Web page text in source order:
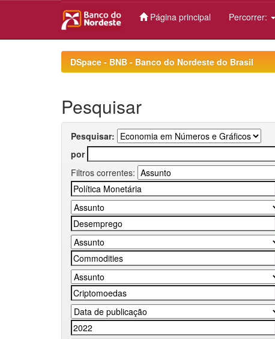
Página principal Percorrer:
DSpace - BNB - Banco do Nordeste do Brasil
Pesquisar
Pesquisar:
por
Filtros correntes: